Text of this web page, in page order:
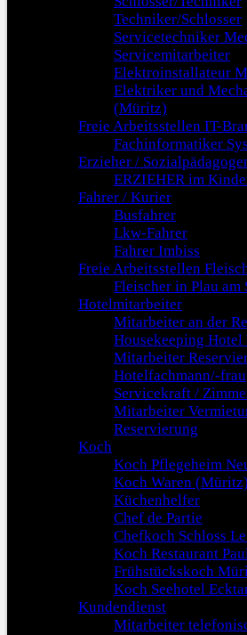
Techniker/Schlosser
Servicetechniker
Servicemitarbeiter
Elektroinstallateur
Elektriker und
(Müritz)
Freie Arbeitsstellen IT-
Fachinformatiker
Erzieher /
ERZIEHER im
Fahrer / Kurier
Busfahrer
Lkw-Fahrer
Fahrer Imbiss
Freie Arbeitsstellen
Fleischer in Plau am
Hotelmitarbeiter
Mitarbeiter an der
Housekeeping
Mitarbeiter
Hotelfachmann/-frau
Servicekraft /
Mitarbeiter
Reservierung
Koch
Koch Pflegeheim
Koch Waren (Müritz)
Küchenhelfer
Chef de Partie
Chefkoch Schloss
Koch Restaurant
Frühstückskoch
Koch Seehotel
Kundendienst
Mitarbeiter